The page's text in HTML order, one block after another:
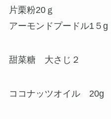
片栗粉20ｇ
アーモンドプードル1５g
甜菜糖 大さじ２
ココナッツオイル 20g